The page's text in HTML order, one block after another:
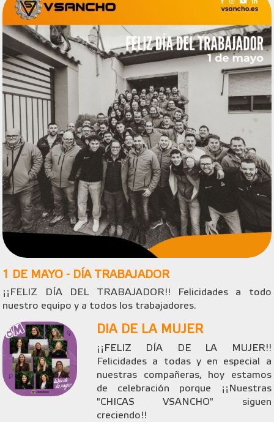
1 DE MAYO - DÍA TRABAJADOR
¡¡FELIZ DÍA DEL TRABAJADOR!! Felicidades a todo
nuestro equipo y a todos los trabajadores.
DIA DE LA MUJER
¡¡FELIZ DÍA DE LA MUJER!!
Felicidades a todas y en especial a
nuestras compañeras, hoy estamos
de celebración porque ¡¡Nuestras
"CHICAS VSANCHO" siguen
creciendo!!